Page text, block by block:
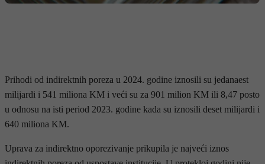
Prihodi od indirektnih poreza u 2024. godine iznosili su jedanaest
milijardi i 541 miliona KM i veći su za 901 milion KM ili 8,47 posto
u odnosu na isti period 2023. godine kada su iznosili deset milijardi i
640 miliona KM.
Uprava za indirektno oporezivanje prikupila je najveći iznos